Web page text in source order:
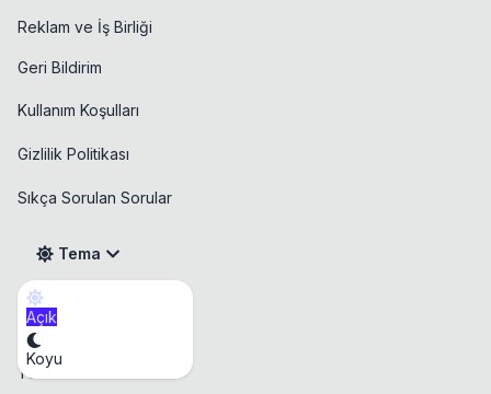
Reklam ve İş Birliği
Geri Bildirim
Kullanım Koşulları
Gizlilik Politikası
Sıkça Sorulan Sorular
Tema
Açık
Koyu
Takvim
Temettü Takvimi